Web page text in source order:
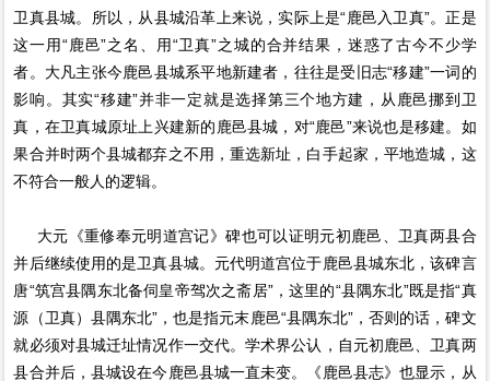
卫真县城。所以，从县城沿革上来说，实际上是“鹿邑入卫真”。正是
这一用“鹿邑”之名、用“卫真”之城的合并结果，迷惑了古今不少学
者。大凡主张今鹿邑县城系平地新建者，往往是受旧志“移建”一词的
影响。其实“移建”并非一定就是选择第三个地方建，从鹿邑挪到卫
真，在卫真城原址上兴建新的鹿邑县城，对“鹿邑”来说也是移建。如
果合并时两个县城都弃之不用，重选新址，白手起家，平地造城，这
不符合一般人的逻辑。
大元《重修奉元明道宫记》碑也可以证明元初鹿邑、卫真两县合
并后继续使用的是卫真县城。元代明道宫位于鹿邑县城东北，该碑言
唐“筑宫县隅东北备伺皇帝驾次之斋居”，这里的“县隅东北”既是指“真
源（卫真）县隅东北”，也是指元末鹿邑“县隅东北”，否则的话，碑文
就必须对县城迁址情况作一交代。学术界公认，自元初鹿邑、卫真两
县合并后，县城设在今鹿邑县城一直未变。《鹿邑县志》也显示，从